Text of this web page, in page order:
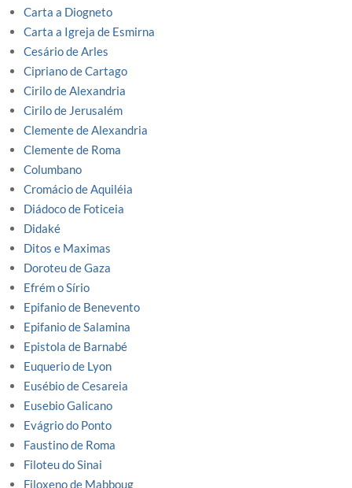
Carta a Diogneto
Carta a Igreja de Esmirna
Cesário de Arles
Cipriano de Cartago
Cirilo de Alexandria
Cirilo de Jerusalém
Clemente de Alexandria
Clemente de Roma
Columbano
Cromácio de Aquiléia
Diádoco de Foticeia
Didaké
Ditos e Maximas
Doroteu de Gaza
Efrém o Sírio
Epifanio de Benevento
Epifanio de Salamina
Epistola de Barnabé
Euquerio de Lyon
Eusébio de Cesareia
Eusebio Galicano
Evágrio do Ponto
Faustino de Roma
Filoteu do Sinai
Filoxeno de Mabboug